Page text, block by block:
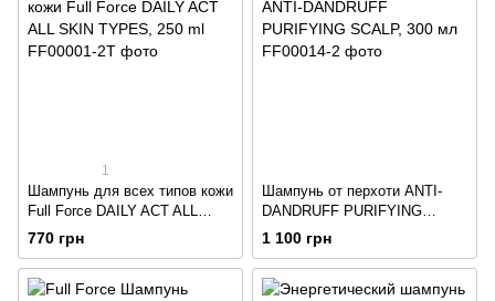
1
Шампунь для всех типов кожи
Full Force DAILY ACT ALL
SKIN TYPES, 250 ml
770 грн
Шампунь от перхоти ANTI-
DANDRUFF PURIFYING
SCALP, 300 мл
1 100 грн